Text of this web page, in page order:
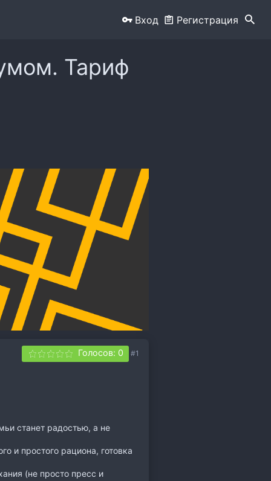
Вход Регистрация
Тариф
Голосов: 0 #1
станет радостью, а не
и простого рациона, готовка
(не просто пресс и